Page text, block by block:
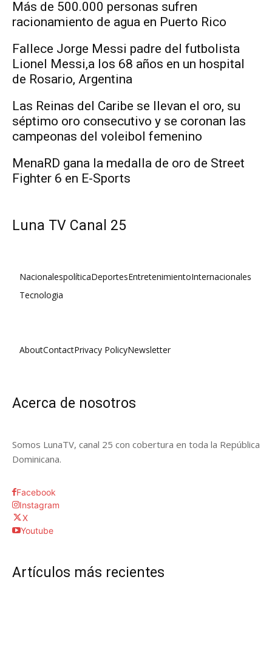
Más de 500.000 personas sufren
racionamiento de agua en Puerto Rico
Fallece Jorge Messi padre del futbolista
Lionel Messi,a los 68 años en un hospital
de Rosario, Argentina
Las Reinas del Caribe se llevan el oro, su
séptimo oro consecutivo y se coronan las
campeonas del voleibol femenino
MenaRD gana la medalla de oro de Street
Fighter 6 en E-Sports
Luna TV Canal 25
NacionalespolíticaDeportesEntretenimientoInternacionales
Tecnologia
AboutContactPrivacy PolicyNewsletter
Acerca de nosotros
Somos LunaTV, canal 25 con cobertura en toda la República
Dominicana.
Facebook
Instagram
X
Youtube
Artículos más recientes